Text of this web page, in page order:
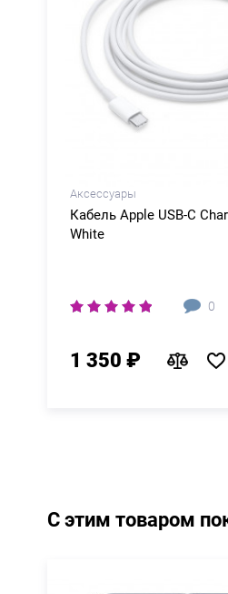
Аксессуары
Кабель Apple USB-C
White
0
1 350 ₽
С этим товаром